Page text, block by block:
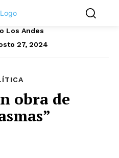
Los Andes
27, 2024
obra de